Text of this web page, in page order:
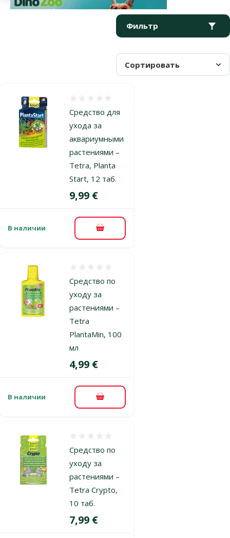
Фильтр
Сортировать
Продукты в категории Удобрения
Средство для
ухода за
аквариумными
растениями –
Tetra, Planta
Start, 12 таб.
Цена
9,99 €
В наличии В корзину
Средство по
уходу за
растениями –
Tetra
PlantaMin, 100
мл
Цена
4,99 €
В наличии В корзину
Средство по
уходу за
растениями –
Tetra Crypto,
10 таб.
Цена
7,99 €